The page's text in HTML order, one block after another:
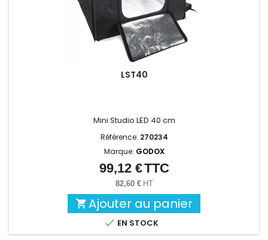
LST40
Mini Studio LED 40 cm
Référence: 270234
Marque: GODOX
Prix
99,12 €TTC
82,60 € HT
 Ajouter au panier
 EN STOCK